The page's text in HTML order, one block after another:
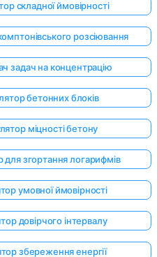
складної ймовірності
розсіювання
задач на концентрацію
бетонних блоків
міцності бетону
згортання логарифмів
умовної ймовірності
довірчого інтервалу
збереження енергії